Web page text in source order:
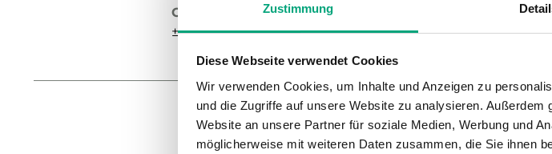
Zustimmung
Diese Webseite verwendet Cookies
Wir verwenden Cookies, um Inhalte und Anzeigen zu
und die Zugriffe auf unsere Website zu analysieren.
Website an unsere Partner für soziale Medien, Werbung und
möglicherweise mit weiteren Daten zusammen, die Sie ihnen
Genauigkeit, Lux
±10 % at °C